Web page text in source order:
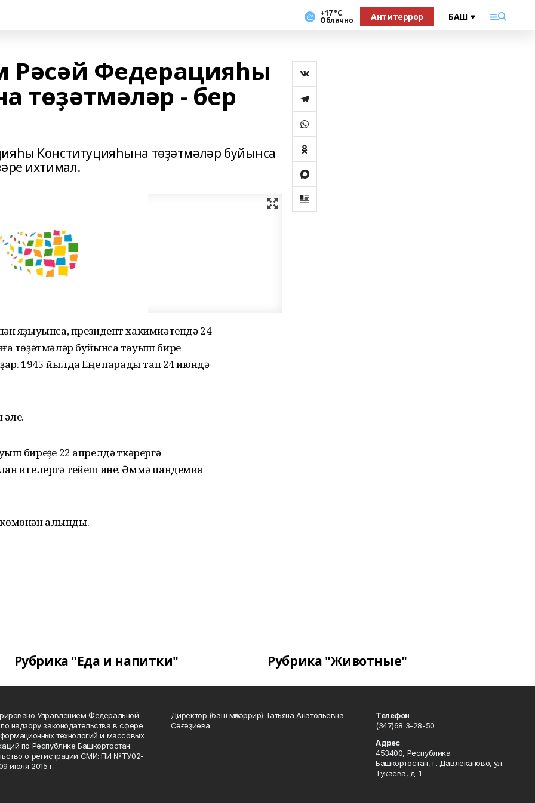
+17 °С
Облачно Антитеррор
Рәсәй Федерацияһы
төҙәтмәләр - бер
Конституцияһына төҙәтмәләр буйынса
ихтимал.
яҙыуынса, президент хакимиәтендә 24
төҙәтмәләр буйынса тауыш биреү
1945 йылда Еңеү парады тап 24 июндә
әле.
биреүҙе 22 апрелдә үткәрергә
ителергә тейеш ине. Әммә пандемия
алынды.
Рубрика "Еда и напитки" Рубрика "Животные"
Управлением Федеральной
надзору законодательства в сфере
технологий и массовых
по Республике Башкортостан.
о регистрации СМИ: ПИ №ТУ02-
июля 2015 г.
Директор (баш мөхәррир) Татьяна Анатольевна
Сәғәҙиева
Телефон
(347)68 3-28-50
Адрес
453400, Республика
Башкортостан, г. Давлеканово, ул.
Тукаева, д. 1